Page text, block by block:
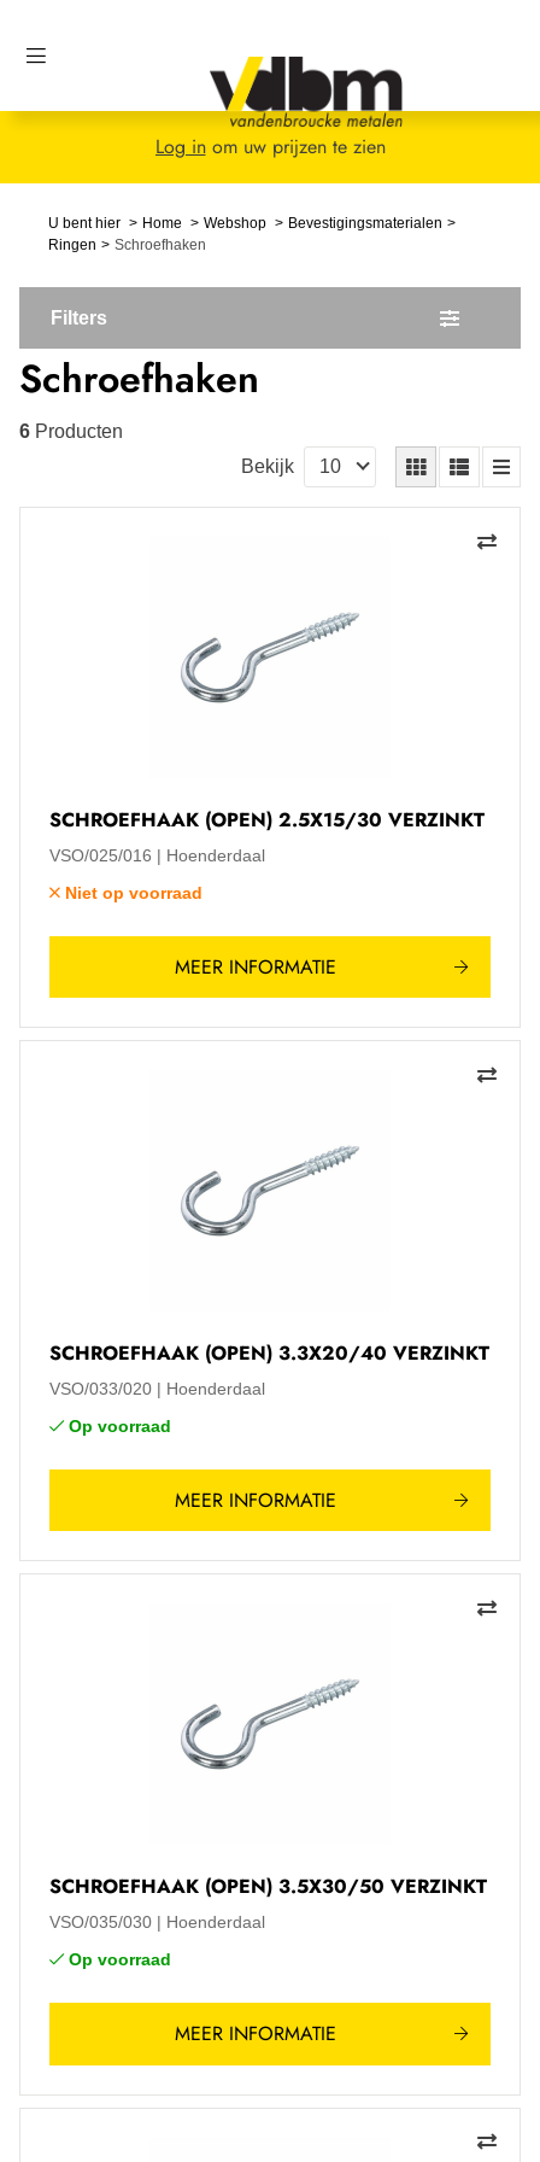
Log inom uw prijzen te zien
U bent hier Home Webshop
Bevestigingsmaterialen
Ringen
Schroefhaken
Filters
Schroefhaken
6 Producten
Bekijk
SCHROEFHAAK (OPEN) 2.5X15/30 VERZINKT
VSO/025/016
Hoenderdaal
Niet op voorraad
MEER INFORMATIE
SCHROEFHAAK (OPEN) 3.3X20/40 VERZINKT
VSO/033/020
Hoenderdaal
Op voorraad
MEER INFORMATIE
SCHROEFHAAK (OPEN) 3.5X30/50 VERZINKT
VSO/035/030
Hoenderdaal
Op voorraad
MEER INFORMATIE